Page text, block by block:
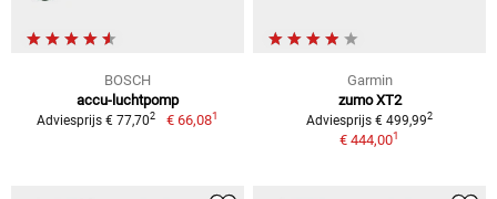
BOSCH
accu-luchtpomp
Adviesprijs € 77,702 € 66,081
Garmin
zumo XT2
Adviesprijs € 499,992
€ 444,001